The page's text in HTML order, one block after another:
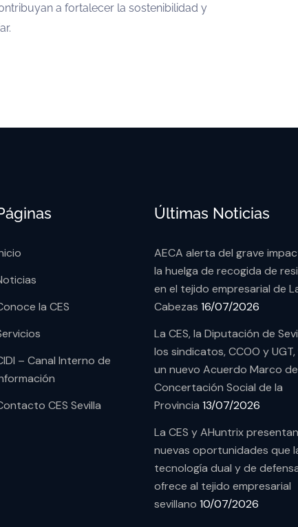
a fortalecer la sostenibilidad y
la CES
– Canal Interno de
CES Sevilla
Últimas Noticias
AECA alerta del grave
la huelga de recogida de
en el tejido empresarial de
Cabezas 16/07/2026
La CES, la Diputación de
los sindicatos, CCOO y
un nuevo Acuerdo Marco de
Concertación Social de la
Provincia 13/07/2026
La CES y AHuntrix
nuevas oportunidades que
tecnología dual y de
ofrece al tejido empresarial
sevillano 10/07/2026